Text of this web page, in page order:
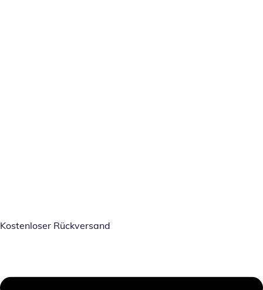
Kostenloser Rückversand